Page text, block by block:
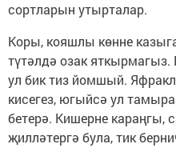
сортларын утырталар.
Коры, кояшлы көнне
түтәлдә озак
ул бик тиз йомшый.
кисегез, югыйсә ул
бетерә. Кишерне караңгы,
җилләтергә була, тик